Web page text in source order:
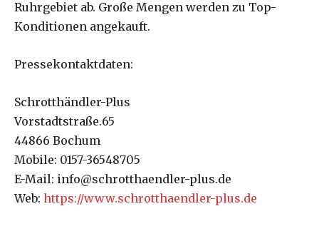
Ruhrgebiet ab. Große Mengen werden zu Top-
Konditionen angekauft.
Pressekontaktdaten:
Schrotthändler-Plus
Vorstadtstraße.65
44866 Bochum
Mobile: 0157-36548705
E-Mail: info@schrotthaendler-plus.de
Web: https://www.schrotthaendler-plus.de